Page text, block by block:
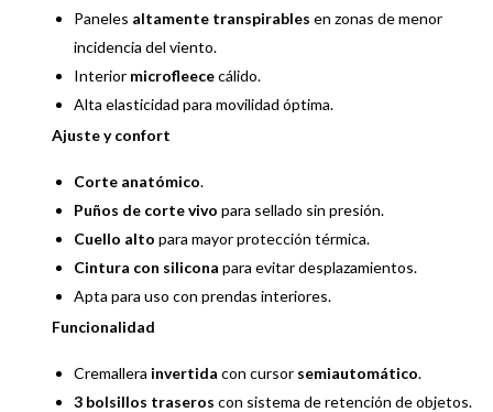
Paneles altamente transpirables en zonas de menor
incidencia del viento.
Interior microfleececálido.
Alta elasticidad para movilidad óptima.
Ajuste y confort
Corte anatómico.
Puños de corte vivo para sellado sin presión.
Cuello alto para mayor protección térmica.
Cintura con silicona para evitar desplazamientos.
Apta para uso con prendas interiores.
Funcionalidad
Cremallera invertida con cursor semiautomático.
3 bolsillos traseros con sistema de retención de objetos.